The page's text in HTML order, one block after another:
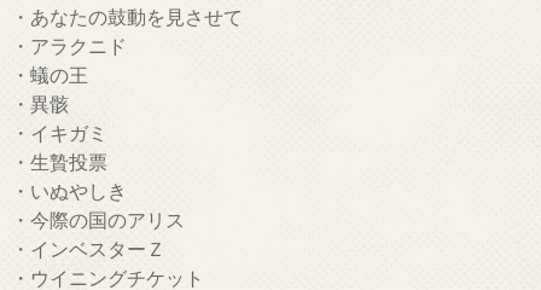
・あなたの鼓動を見させて
・アラクニド
・蟻の王
・異骸
・イキガミ
・生贄投票
・いぬやしき
・今際の国のアリス
・インベスターＺ
・ウイニングチケット